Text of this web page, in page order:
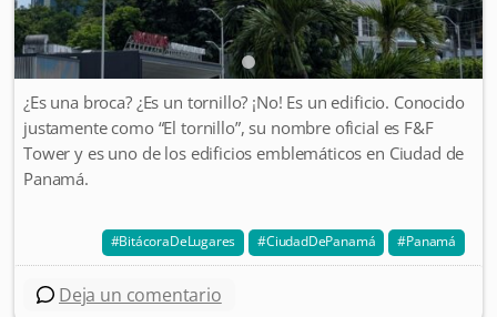
¿Es una broca? ¿Es un tornillo? ¡No! Es un edificio. Conocido
justamente como “El tornillo”, su nombre oficial es F&F
Tower y es uno de los edificios emblemáticos en Ciudad de
Panamá.
BitácoraDeLugares CiudadDePanamá Panamá
Deja un comentario